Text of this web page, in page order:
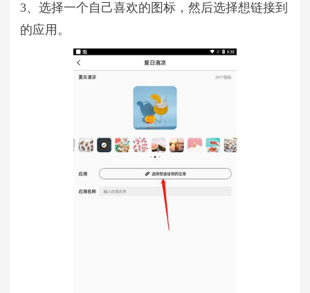
3、选择一个自己喜欢的图标，然后选择想链接到
的应用。